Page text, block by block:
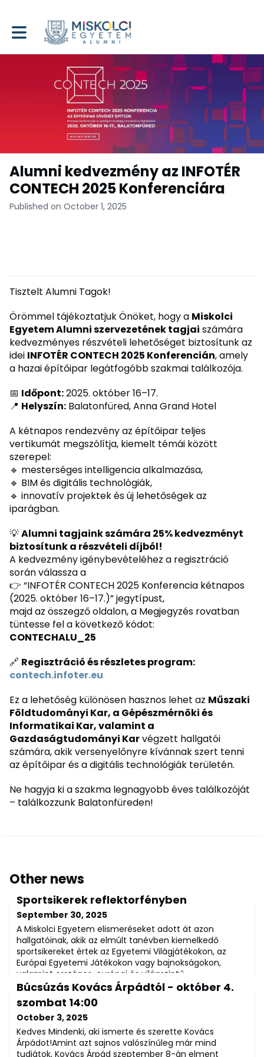
Toggle main navigation
Alumni kedvezmény az INFOTÉR
CONTECH 2025 Konferenciára
Published on October 1, 2025
Tisztelt Alumni Tagok!
Örömmel tájékoztatjuk Önöket, hogy a Miskolci
Egyetem Alumni szervezetének tagjai számára
kedvezményes részvételi lehetőséget biztosítunk az
idei INFOTÉR CONTECH 2025 Konferencián, amely
a hazai építőipar legátfogóbb szakmai találkozója.
📅 Időpont:2025. október 16–17.
📍 Helyszín: Balatonfüred, Anna Grand Hotel
A kétnapos rendezvény az építőipar teljes
vertikumát megszólítja, kiemelt témái között
szerepel:
🔹 mesterséges intelligencia alkalmazása,
🔹 BIM és digitális technológiák,
🔹 innovatív projektek és új lehetőségek az
iparágban.
💡Alumni tagjaink számára 25% kedvezményt
biztosítunk a részvételi díjból!
A kedvezmény igénybevételéhez a regisztráció
során válassza a
👉 “INFOTÉR CONTECH 2025 Konferencia kétnapos
(2025. október 16–17.)” jegytípust,
majd az összegző oldalon, a Megjegyzés rovatban
tüntesse fel a következő kódot:
CONTECHALU_25
🔗 Regisztráció és részletes program:
contech.infoter.eu
Ez a lehetőség különösen hasznos lehet az Műszaki
Földtudományi Kar, a Gépészmérnöki és
Informatikai Kar, valamint a
Gazdaságtudományi Karvégzett hallgatói
számára, akik versenyelőnyre kívánnak szert tenni
az építőipar és a digitális technológiák területén.
Ne hagyja ki a szakma legnagyobb éves találkozóját
– találkozzunk Balatonfüreden!
Other news
Sportsikerek reflektorfényben
September 30, 2025
A Miskolci Egyetem elismeréseket adott át azon
hallgatóinak, akik az elmúlt tanévben kiemelkedő
sportsikereket értek az Egyetemi Világjátékokon, az
Európai Egyetemi Játékokon vagy bajnokságokon,
valamint országos, európai és világszintű
sporteseményeken.A 2024/2025-ös tanév sportolói
díjainak átadásán az egyetem rektora, Prof. Dr. Horváth
Zita ünnepi köszöntő beszédében kiemelte: a Miskolci
Egyete
Búcsúzás Kovács Árpádtól - október 4.
szombat 14:00
October 3, 2025
Kedves Mindenki, aki ismerte és szerette Kovács
Árpádot!Amint azt sajnos valószínűleg már mind
tudjátok, Kovács Árpád szeptember 8-án elment